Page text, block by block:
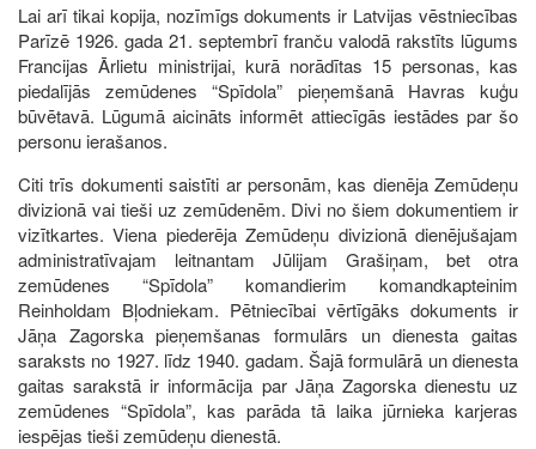
Lai arī tikai kopija, nozīmīgs dokuments ir Latvijas vēstniecības
Parīzē 1926. gada 21. septembrī franču valodā rakstīts lūgums
Francijas Ārlietu ministrijai, kurā norādītas 15 personas, kas
piedalījās zemūdenes “Spīdola” pieņemšanā Havras kuģu
būvētavā. Lūgumā aicināts informēt attiecīgās iestādes par šo
personu ierašanos.
Citi trīs dokumenti saistīti ar personām, kas dienēja Zemūdeņu
divizionā vai tieši uz zemūdenēm. Divi no šiem dokumentiem ir
vizītkartes. Viena piederēja Zemūdeņu divizionā dienējušajam
administratīvajam leitnantam Jūlijam Grašiņam, bet otra
zemūdenes “Spīdola” komandierim komandkapteinim
Reinholdam Bļodniekam. Pētniecībai vērtīgāks dokuments ir
Jāņa Zagorska pieņemšanas formulārs un dienesta gaitas
saraksts no 1927. līdz 1940. gadam. Šajā formulārā un dienesta
gaitas sarakstā ir informācija par Jāņa Zagorska dienestu uz
zemūdenes “Spīdola”, kas parāda tā laika jūrnieka karjeras
iespējas tieši zemūdeņu dienestā.